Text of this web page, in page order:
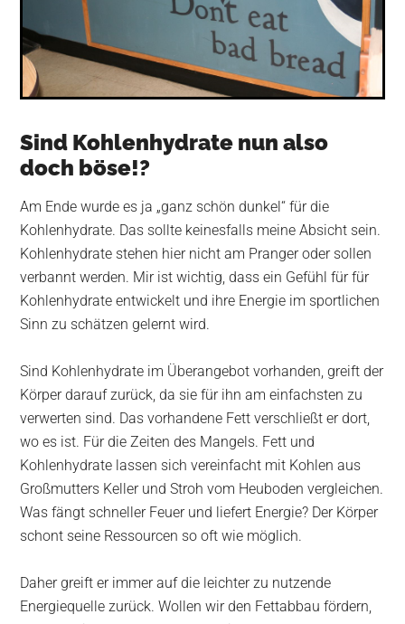
Sind Kohlenhydrate nun also
doch böse!?
Am Ende wurde es ja „ganz schön dunkel“ für die
Kohlenhydrate. Das sollte keinesfalls meine Absicht sein.
Kohlenhydrate stehen hier nicht am Pranger oder sollen
verbannt werden. Mir ist wichtig, dass ein Gefühl für für
Kohlenhydrate entwickelt und ihre Energie im sportlichen
Sinn zu schätzen gelernt wird.
Sind Kohlenhydrate im Überangebot vorhanden, greift der
Körper darauf zurück, da sie für ihn am einfachsten zu
verwerten sind. Das vorhandene Fett verschließt er dort,
wo es ist. Für die Zeiten des Mangels. Fett und
Kohlenhydrate lassen sich vereinfacht mit Kohlen aus
Großmutters Keller und Stroh vom Heuboden vergleichen.
Was fängt schneller Feuer und liefert Energie? Der Körper
schont seine Ressourcen so oft wie möglich.
Daher greift er immer auf die leichter zu nutzende
Energiequelle zurück. Wollen wir den Fettabbau fördern,